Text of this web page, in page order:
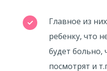
Главное из
ребенку, что
будет больно,
посмотрят и